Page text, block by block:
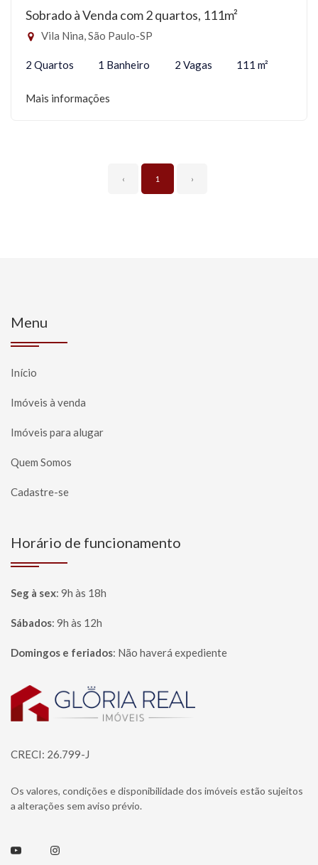
Sobrado à Venda com 2 quartos, 111m²
Vila Nina, São Paulo-SP
2 Quartos 1 Banheiro 2 Vagas 111 m²
Mais informações
‹ 1 ›
Menu
Início
Imóveis à venda
Imóveis para alugar
Quem Somos
Cadastre-se
Horário de funcionamento
Seg à sex: 9h às 18h
Sábados: 9h às 12h
Domingos e feriados: Não haverá expediente
Página inicial
CRECI: 26.799-J
Os valores, condições e disponibilidade dos imóveis estão sujeitos
a alterações sem aviso prévio.
Youtube Instagram